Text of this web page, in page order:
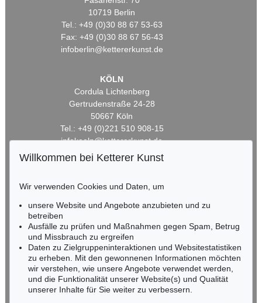
10719 Berlin
Tel.: +49 (0)30 88 67 53-63
Fax: +49 (0)30 88 67 56-43
infoberlin@kettererkunst.de
KÖLN
Cordula Lichtenberg
Gertrudenstraße 24-28
50667 Köln
Tel.: +49 (0)221 510 908-15
infokoeln@kettererkunst.de
HESSEN
Miriam Heß
Tel.: +49 (0)62 21 58 80-038
Fax: +49 (0)62 21 58 80-595
infoheidelberg@kettererkunst.de
NORDDEUTSCHLAND
Nico Kassel, M.A.
Willkommen bei Ketterer Kunst
Wir verwenden Cookies und Daten, um
unsere Website und Angebote anzubieten und zu
betreiben
Ausfälle zu prüfen und Maßnahmen gegen Spam, Betrug
und Missbrauch zu ergreifen
Daten zu Zielgruppeninteraktionen und Websitestatistiken
zu erheben. Mit den gewonnenen Informationen möchten
wir verstehen, wie unsere Angebote verwendet werden,
und die Funktionalität unserer Website(s) und Qualität
unserer Inhalte für Sie weiter zu verbessern.